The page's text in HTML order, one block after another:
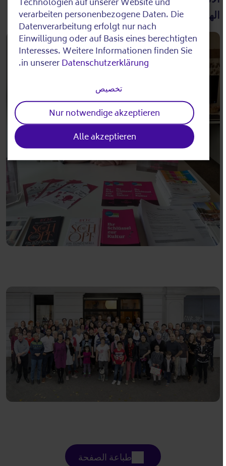
الهاتف:
0155 102 895 26
طباعة الصفحة
personal
data
verarbeiten personenbezogene Daten. Die
Datenverarbeitung erfolgt nur nach
Einwilligung oder auf Basis eines berechtigten
Interesses. Weitere Informationen finden Sie
in unsererDatenschutzerklärung
.
تخصيص
Nur notwendige akzeptieren
Alle akzeptieren